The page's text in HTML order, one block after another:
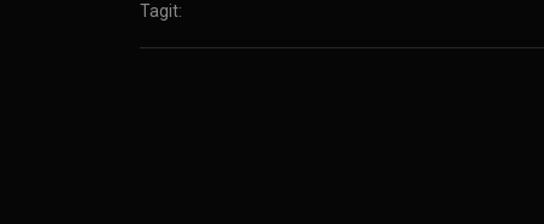
Tagit: